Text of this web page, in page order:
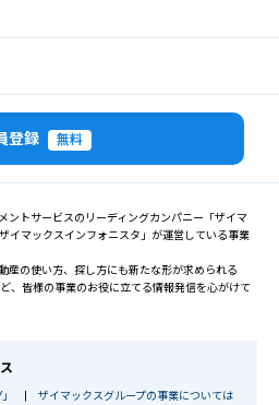
登録 無料
ントサービスのリーディングカンパニー「ザイマ
イマックスインフォニスタ」が運営している事業
産の使い方、探し方にも新たな形が求められる
、皆様の事業のお役に立てる情報発信を心がけて
ザイマックスグループの事業については